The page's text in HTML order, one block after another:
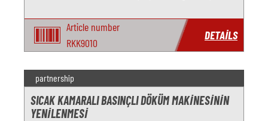
Article number
RKK9010
DETAILS
partnership
SICAK KAMARALI BASINÇLI DÖKÜM MAKINESININ
YENILENMESI